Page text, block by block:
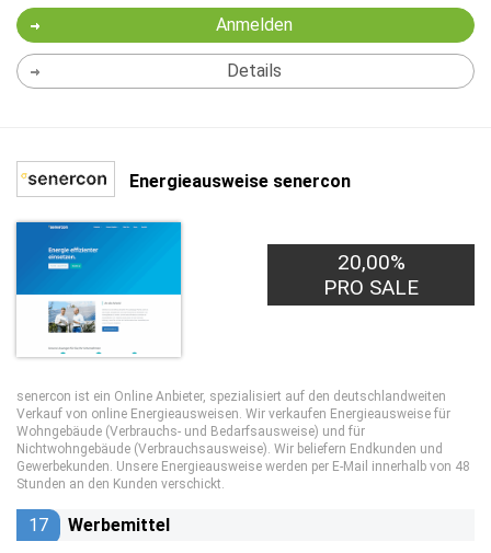
Anmelden
Details
Energieausweise senercon
4,00€
PRO LEAD
20,00%
PRO SALE
senercon ist ein Online Anbieter, spezialisiert auf den deutschlandweiten
Verkauf von online Energieausweisen. Wir verkaufen Energieausweise für
Wohngebäude (Verbrauchs- und Bedarfsausweise) und für
Nichtwohngebäude (Verbrauchsausweise). Wir beliefern Endkunden und
Gewerbekunden. Unsere Energieausweise werden per E-Mail innerhalb von 48
Stunden an den Kunden verschickt.
17 Werbemittel